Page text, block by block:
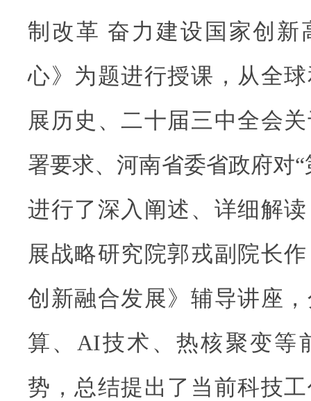
制改革 奋力建设国家创新
心》为题进行授课，从全
展历史、二十届三中全会
署要求、河南省委省政府对
进行了深入阐述、详细解
展战略研究院郭戎副院长
创新融合发展》辅导讲座
算、AI技术、热核聚变等
势，总结提出了当前科技